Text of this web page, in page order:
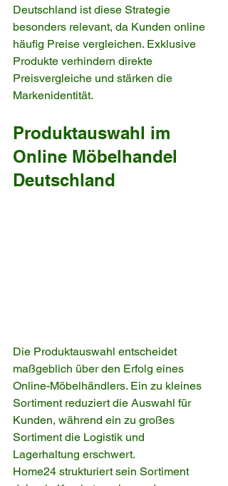
Deutschland ist diese Strategie
besonders relevant, da Kunden online
häufig Preise vergleichen. Exklusive
Produkte verhindern direkte
Preisvergleiche und stärken die
Markenidentität.
Produktauswahl im
Online Möbelhandel
Deutschland
Die Produktauswahl entscheidet
maßgeblich über den Erfolg eines
Online-Möbelhändlers. Ein zu kleines
Sortiment reduziert die Auswahl für
Kunden, während ein zu großes
Sortiment die Logistik und
Lagerhaltung erschwert.
Home24 strukturiert sein Sortiment